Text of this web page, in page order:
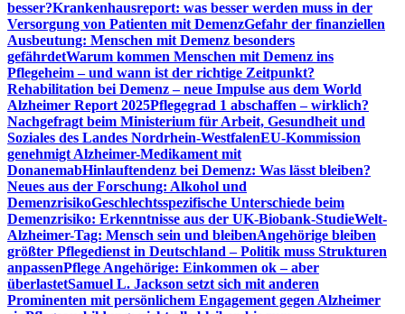
besser?Krankenhausreport: was besser werden muss in der
Versorgung von Patienten mit DemenzGefahr der finanziellen
Ausbeutung: Menschen mit Demenz besonders
gefährdetWarum kommen Menschen mit Demenz ins
Pflegeheim – und wann ist der richtige Zeitpunkt?
Rehabilitation bei Demenz – neue Impulse aus dem World
Alzheimer Report 2025Pflegegrad 1 abschaffen – wirklich?
Nachgefragt beim Ministerium für Arbeit, Gesundheit und
Soziales des Landes Nordrhein-WestfalenEU-Kommission
genehmigt Alzheimer-Medikament mit
DonanemabHinlauftendenz bei Demenz: Was lässt bleiben?
Neues aus der Forschung: Alkohol und
DemenzrisikoGeschlechtsspezifische Unterschiede beim
Demenzrisiko: Erkenntnisse aus der UK-Biobank-StudieWelt-
Alzheimer-Tag: Mensch sein und bleibenAngehörige bleiben
größter Pflegedienst in Deutschland – Politik muss Strukturen
anpassenPflege Angehörige: Einkommen ok – aber
überlastetSamuel L. Jackson setzt sich mit anderen
Prominenten mit persönlichem Engagement gegen Alzheimer